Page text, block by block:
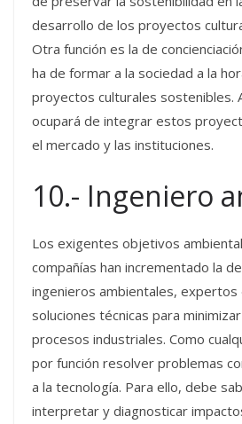
desarrollo de los proyectos
Otra función es la de
ha de formar a la sociedad a la
proyectos culturales sostenibles.
ocupará de integrar estos
el mercado y las instituciones.
10.- Ingeniero
Los exigentes objetivos
compañías han incrementado la
ingenieros ambientales, expertos
soluciones técnicas para
procesos industriales. Como
por función resolver problemas
a la tecnología. Para ello, debe
interpretar y diagnosticar